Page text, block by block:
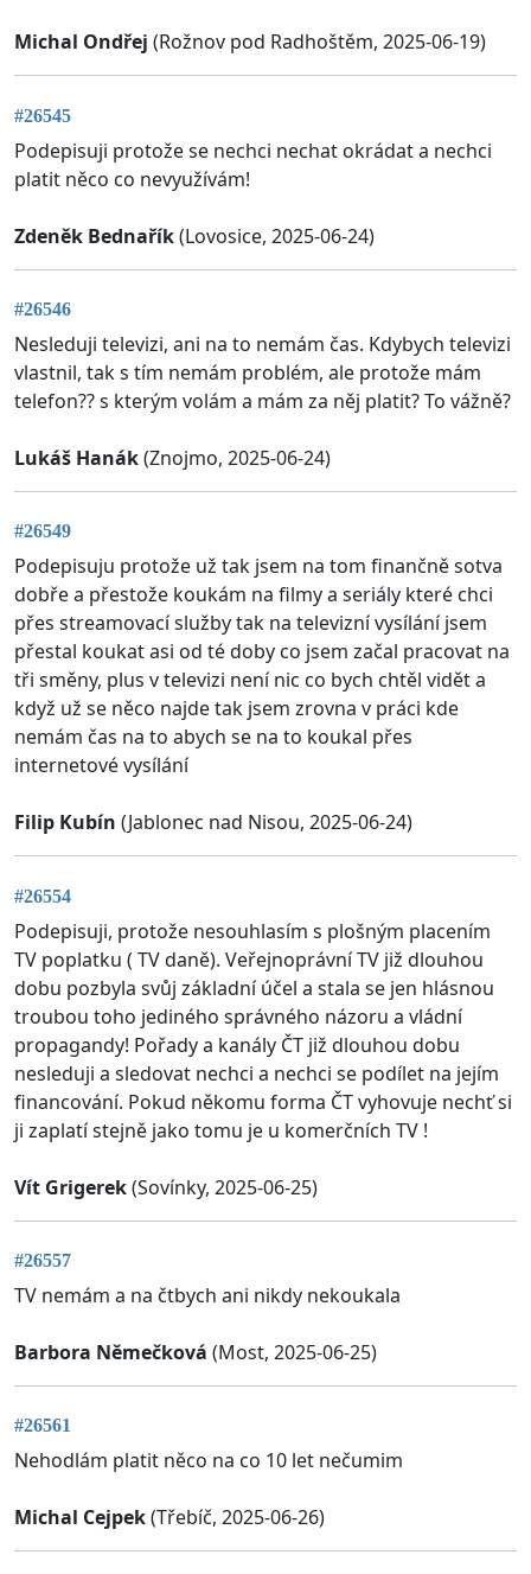
Michal Ondřej (Rožnov pod Radhoštěm, 2025-06-19)
#26545
Podepisuji protože se nechci nechat okrádat a nechci
platit něco co nevyužívám!
Zdeněk Bednařík(Lovosice, 2025-06-24)
#26546
Nesleduji televizi, ani na to nemám čas. Kdybych televizi
vlastnil, tak s tím nemám problém, ale protože mám
telefon?? s kterým volám a mám za něj platit? To vážně?
Lukáš Hanák(Znojmo, 2025-06-24)
#26549
Podepisuju protože už tak jsem na tom finančně sotva
dobře a přestože koukám na filmy a seriály které chci
přes streamovací služby tak na televizní vysílání jsem
přestal koukat asi od té doby co jsem začal pracovat na
tři směny, plus v televizi není nic co bych chtěl vidět a
když už se něco najde tak jsem zrovna v práci kde
nemám čas na to abych se na to koukal přes
internetové vysílání
Filip Kubín (Jablonec nad Nisou, 2025-06-24)
#26554
Podepisuji, protože nesouhlasím s plošným placením
TV poplatku ( TV daně). Veřejnoprávní TV již dlouhou
dobu pozbyla svůj základní účel a stala se jen hlásnou
troubou toho jediného správného názoru a vládní
propagandy! Pořady a kanály ČT již dlouhou dobu
nesleduji a sledovat nechci a nechci se podílet na jejím
financování. Pokud někomu forma ČT vyhovuje nechť si
ji zaplatí stejně jako tomu je u komerčních TV !
Vít Grigerek(Sovínky, 2025-06-25)
#26557
TV nemám a na čtbych ani nikdy nekoukala
Barbora Němečková (Most, 2025-06-25)
#26561
Nehodlám platit něco na co 10 let nečumim
Michal Cejpek(Třebíč, 2025-06-26)